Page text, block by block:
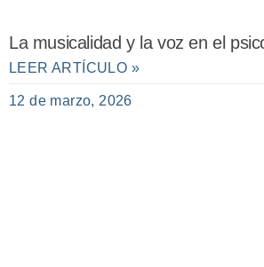
La musicalidad y la voz en el
LEER ARTÍCULO »
12 de marzo, 2026